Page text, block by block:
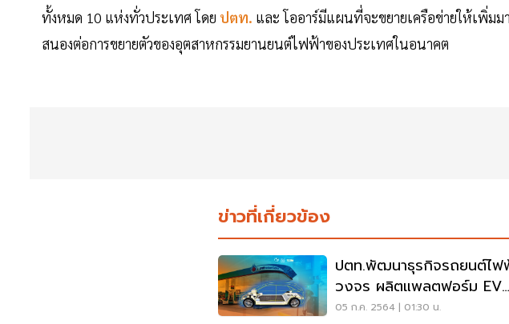
ทั้งหมด 10 แห่งทั่วประเทศ โดย ปตท. และ โออาร์มีแผนที่จะขยายเครือข่ายให้เพิ่ม
สนองต่อการขยายตัวของอุตสาหกรรมยานยนต์ไฟฟ้าของประเทศในอนาคต
ข่าวที่เกี่ยวข้อง
ปตท.พัฒนาธุรกิจรถยนต์ไฟ
วงจร ผลิตแพลตฟอร์ม EV
แบตเตอรี่ Semi Solid
05 ก.ค. 2564 | 01:30 น.